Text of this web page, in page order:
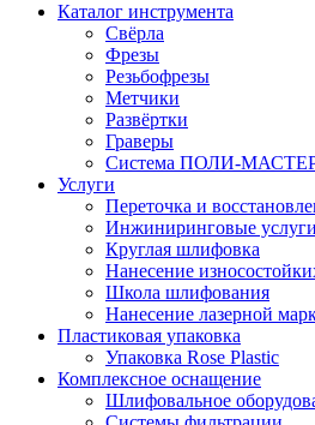
Каталог инструмента
Свёрла
Фрезы
Резьбофрезы
Метчики
Развёртки
Граверы
Система ПОЛИ-
Услуги
Переточка и
Инжиниринговые услуги
Круглая шлифовка
Нанесение
Школа шлифования
Нанесение лазерной
Пластиковая упаковка
Упаковка Rose Plastic
Комплексное оснащение
Шлифовальное